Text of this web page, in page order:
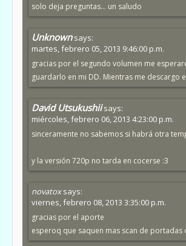
solo deja preguntas... un saludo
Unknown says:
martes, febrero 05, 2013 9:46:00 p.m.
gracias por el segundo volumen me
guardarlo en mi DD. Mientras me descargo
David Utsukushii says:
miércoles, febrero 06, 2013 4:23:00 p.m.
sinceramente no sabemos si habrá otra
y la versión 720p no tarda en cocerse :3
novatoxsays:
viernes, febrero 08, 2013 3:35:00 p.m.
gracias por el aporte
esperoq que saquen mas scan de portadas